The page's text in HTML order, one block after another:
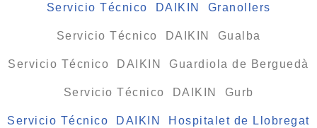
Servicio Técnico DAIKIN Granollers
Servicio Técnico DAIKIN Gualba
Servicio Técnico DAIKIN Guardiola de Berguedà
Servicio Técnico DAIKIN Gurb
Servicio Técnico DAIKIN Hospitalet de Llobregat